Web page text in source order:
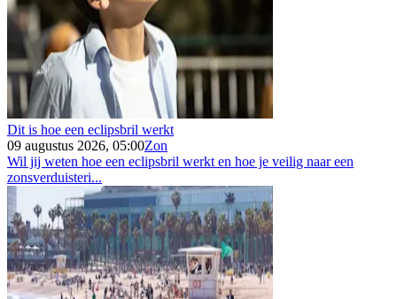
Dit is hoe een eclipsbril werkt
09 augustus 2026, 05:00Zon
Wil jij weten hoe een eclipsbril werkt en hoe je veilig naar een
zonsverduisteri...